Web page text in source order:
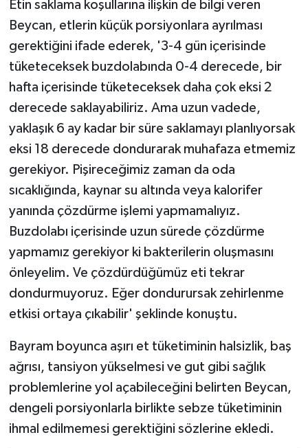
Etin saklama koşullarına ilişkin de bilgi veren
Beycan, etlerin küçük porsiyonlara ayrılması
gerektiğini ifade ederek, '3-4 gün içerisinde
tüketeceksek buzdolabında 0-4 derecede, bir
hafta içerisinde tüketeceksek daha çok eksi 2
derecede saklayabiliriz. Ama uzun vadede,
yaklaşık 6 ay kadar bir süre saklamayı planlıyorsak
eksi 18 derecede dondurarak muhafaza etmemiz
gerekiyor. Pişireceğimiz zaman da oda
sıcaklığında, kaynar su altında veya kalorifer
yanında çözdürme işlemi yapmamalıyız.
Buzdolabı içerisinde uzun sürede çözdürme
yapmamız gerekiyor ki bakterilerin oluşmasını
önleyelim. Ve çözdürdüğümüz eti tekrar
dondurmuyoruz. Eğer dondurursak zehirlenme
etkisi ortaya çıkabilir' şeklinde konuştu.
Bayram boyunca aşırı et tüketiminin halsizlik, baş
ağrısı, tansiyon yükselmesi ve gut gibi sağlık
problemlerine yol açabileceğini belirten Beycan,
dengeli porsiyonlarla birlikte sebze tüketiminin
ihmal edilmemesi gerektiğini sözlerine ekledi.